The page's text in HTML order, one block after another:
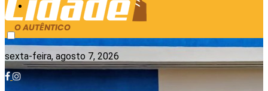
Contato
sexta-feira, agosto 7, 2026